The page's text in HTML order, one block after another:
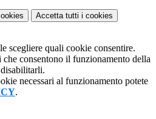
Accetta tutti i cookies
scegliere quali cookie consentire.
consentono il funzionamento della
necessari al funzionamento potete
.